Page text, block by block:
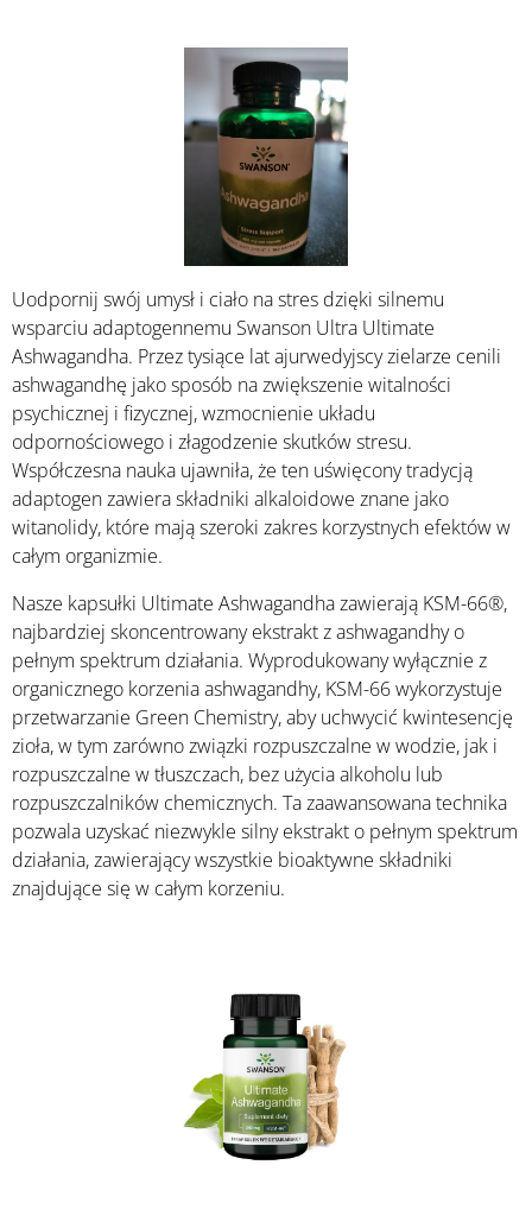
Uodpornij swój umysł i ciało na stres dzięki silnemu
wsparciu adaptogennemu Swanson Ultra Ultimate
Ashwagandha. Przez tysiące lat ajurwedyjscy zielarze cenili
ashwagandhę jako sposób na zwiększenie witalności
psychicznej i fizycznej, wzmocnienie układu
odpornościowego i złagodzenie skutków stresu.
Współczesna nauka ujawniła, że ten uświęcony tradycją
adaptogen zawiera składniki alkaloidowe znane jako
witanolidy, które mają szeroki zakres korzystnych efektów w
całym organizmie.
Nasze kapsułki Ultimate Ashwagandha zawierają KSM-66®,
najbardziej skoncentrowany ekstrakt z ashwagandhy o
pełnym spektrum działania. Wyprodukowany wyłącznie z
organicznego korzenia ashwagandhy, KSM-66 wykorzystuje
przetwarzanie Green Chemistry, aby uchwycić kwintesencję
zioła, w tym zarówno związki rozpuszczalne w wodzie, jak i
rozpuszczalne w tłuszczach, bez użycia alkoholu lub
rozpuszczalników chemicznych. Ta zaawansowana technika
pozwala uzyskać niezwykle silny ekstrakt o pełnym spektrum
działania, zawierający wszystkie bioaktywne składniki
znajdujące się w całym korzeniu.